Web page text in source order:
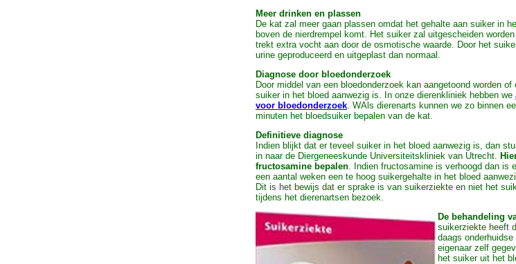
Meer drinken en plassen
De kat zal meer gaan plassen omdat het gehalte aan suiker in
boven de nierdrempel komt. Het suiker zal uitgescheiden
trekt extra vocht aan door de osmotische waarde. Door het
urine geproduceerd en uitgeplast dan normaal.
Diagnose door bloedonderzoek
Door middel van een bloedonderzoek kan aangetoond worden of
suiker in het bloed aanwezig is. In onze dierenkliniek hebben we
voor bloedonderzoek . WAls dierenarts kunnen we zo binnen
minuten het bloedsuiker bepalen van de kat.
Definitieve diagnose
Indien blijkt dat er teveel suiker in het bloed aanwezig is, dan
in naar de Diergeneeskunde Universiteitskliniek van Utrecht.
fructosamine bepalen . Indien fructosamine is verhoogd dan is
een aantal weken een te hoog suikergehalte in het bloed
Dit is het bewijs dat er sprake is van suikerziekte en niet het
tijdens het dierenartsen bezoek.
De behandeling
suikerziekte heeft
daags
eigenaar zelf
het suiker uit het